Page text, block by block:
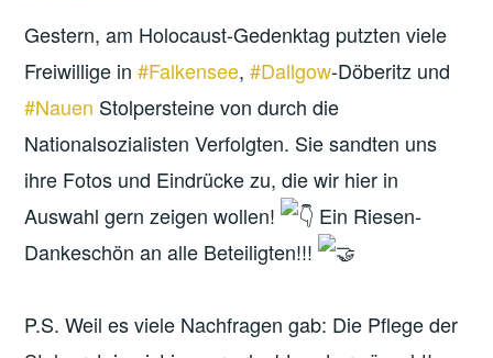
Gestern, am Holocaust-Gedenktag putzten viele
Freiwillige in#Falkensee,#Dallgow-Döberitz und
#Nauen Stolpersteine von durch die
Nationalsozialisten Verfolgten. Sie sandten uns
ihre Fotos und Eindrücke zu, die wir hier in
Auswahl gern zeigen wollen!
Ein Riesen-
Dankeschön an alle Beteiligten!!!
P.S. Weil es viele Nachfragen gab: Die Pflege der